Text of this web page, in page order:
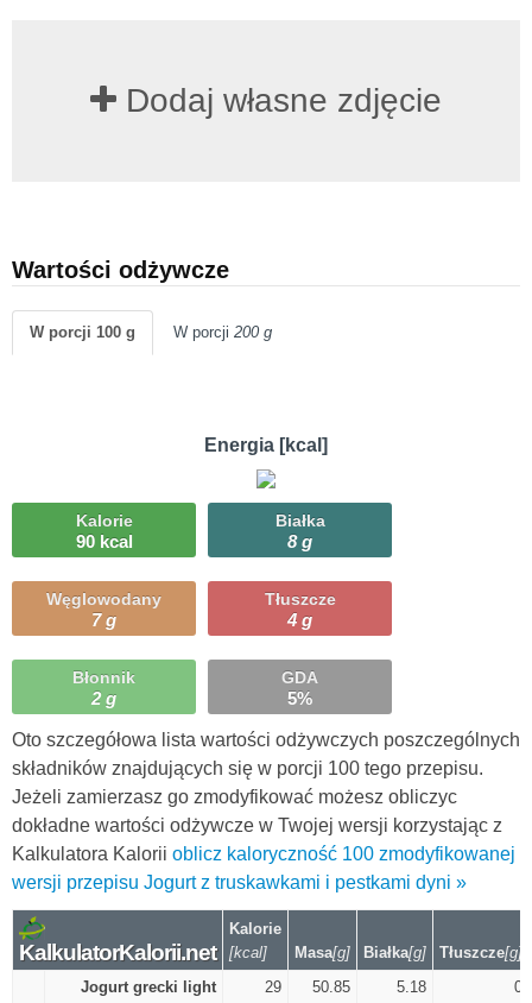
Dodaj własne zdjęcie
Wartości odżywcze
W porcji 100 g W porcji 200 g
Energia [kcal]
Kalorie
90 kcal
Białka
8 g
Węglowodany
7 g
Tłuszcze
4 g
Błonnik
2 g
GDA
5%
Oto szczegółowa lista wartości odżywczych poszczególnych
składników znajdujących się w porcji 100 tego przepisu.
Jeżeli zamierzasz go zmodyfikować możesz obliczyc
dokładne wartości odżywcze w Twojej wersji korzystając z
Kalkulatora Kalorii oblicz kaloryczność 100 zmodyfikowanej
wersji przepisu Jogurt z truskawkami i pestkami dyni »
KalkulatorKalorii.net
Kalorie
[kcal]
Masa[g] Białka[g] Tłuszcze[g]
Jogurt grecki light
29 50.85 5.18 0